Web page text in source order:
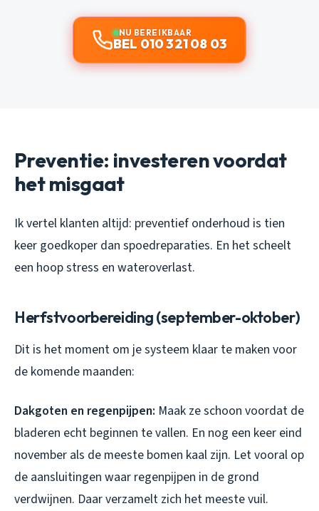
NU BEREIKBAAR
BEL 010 321 08 03
Preventie: investeren voordat
het misgaat
Ik vertel klanten altijd: preventief onderhoud is tien
keer goedkoper dan spoedreparaties. En het scheelt
een hoop stress en wateroverlast.
Herfstvoorbereiding (september-oktober)
Dit is het moment om je systeem klaar te maken voor
de komende maanden:
Dakgoten en regenpijpen: Maak ze schoon voordat de
bladeren echt beginnen te vallen. En nog een keer eind
november als de meeste bomen kaal zijn. Let vooral op
de aansluitingen waar regenpijpen in de grond
verdwijnen. Daar verzamelt zich het meeste vuil.